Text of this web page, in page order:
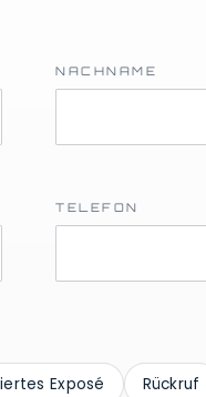
NACHNAME
TELEFON
Exposé Rückruf